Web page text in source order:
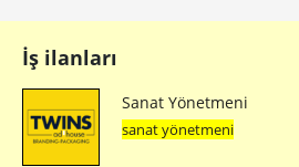
İş ilanları
Sanat Yönetmeni
sanat yönetmeni